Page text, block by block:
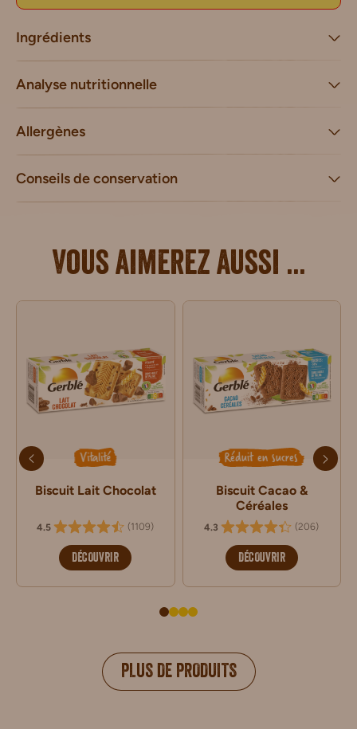
Ingrédients
Analyse nutritionnelle
Allergènes
Conseils de conservation
Vous aimerez aussi ...
Vitalité
Biscuit Lait Chocolat
4.5 (1109)
DÉCOUVRIR
Réduit en sucres
Biscuit Cacao &
Céréales
4.3 (206)
DÉCOUVRIR
PLUS DE PRODUITS